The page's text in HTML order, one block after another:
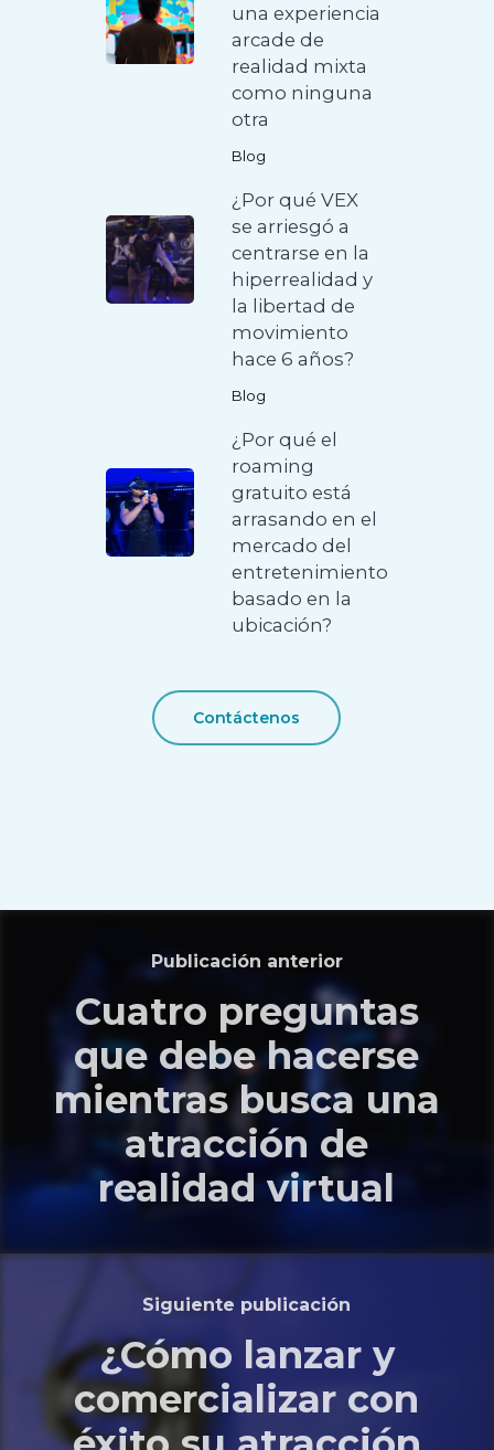
una experiencia
arcade de
realidad mixta
como ninguna
otra
Blog
¿Por qué VEX
se arriesgó a
centrarse en la
hiperrealidad y
la libertad de
movimiento
hace 6 años?
Blog
¿Por qué el
roaming
gratuito está
arrasando en el
mercado del
entretenimiento
basado en la
ubicación?
Contáctenos
Publicación anterior
Cuatro preguntas
que debe hacerse
mientras busca una
atracción de
realidad virtual
Siguiente publicación
¿Cómo lanzar y
comercializar con